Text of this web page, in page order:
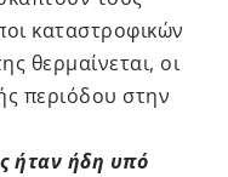
καταστροφικών
θερμαίνεται, οι
περιόδου στην
ήταν ήδη υπό